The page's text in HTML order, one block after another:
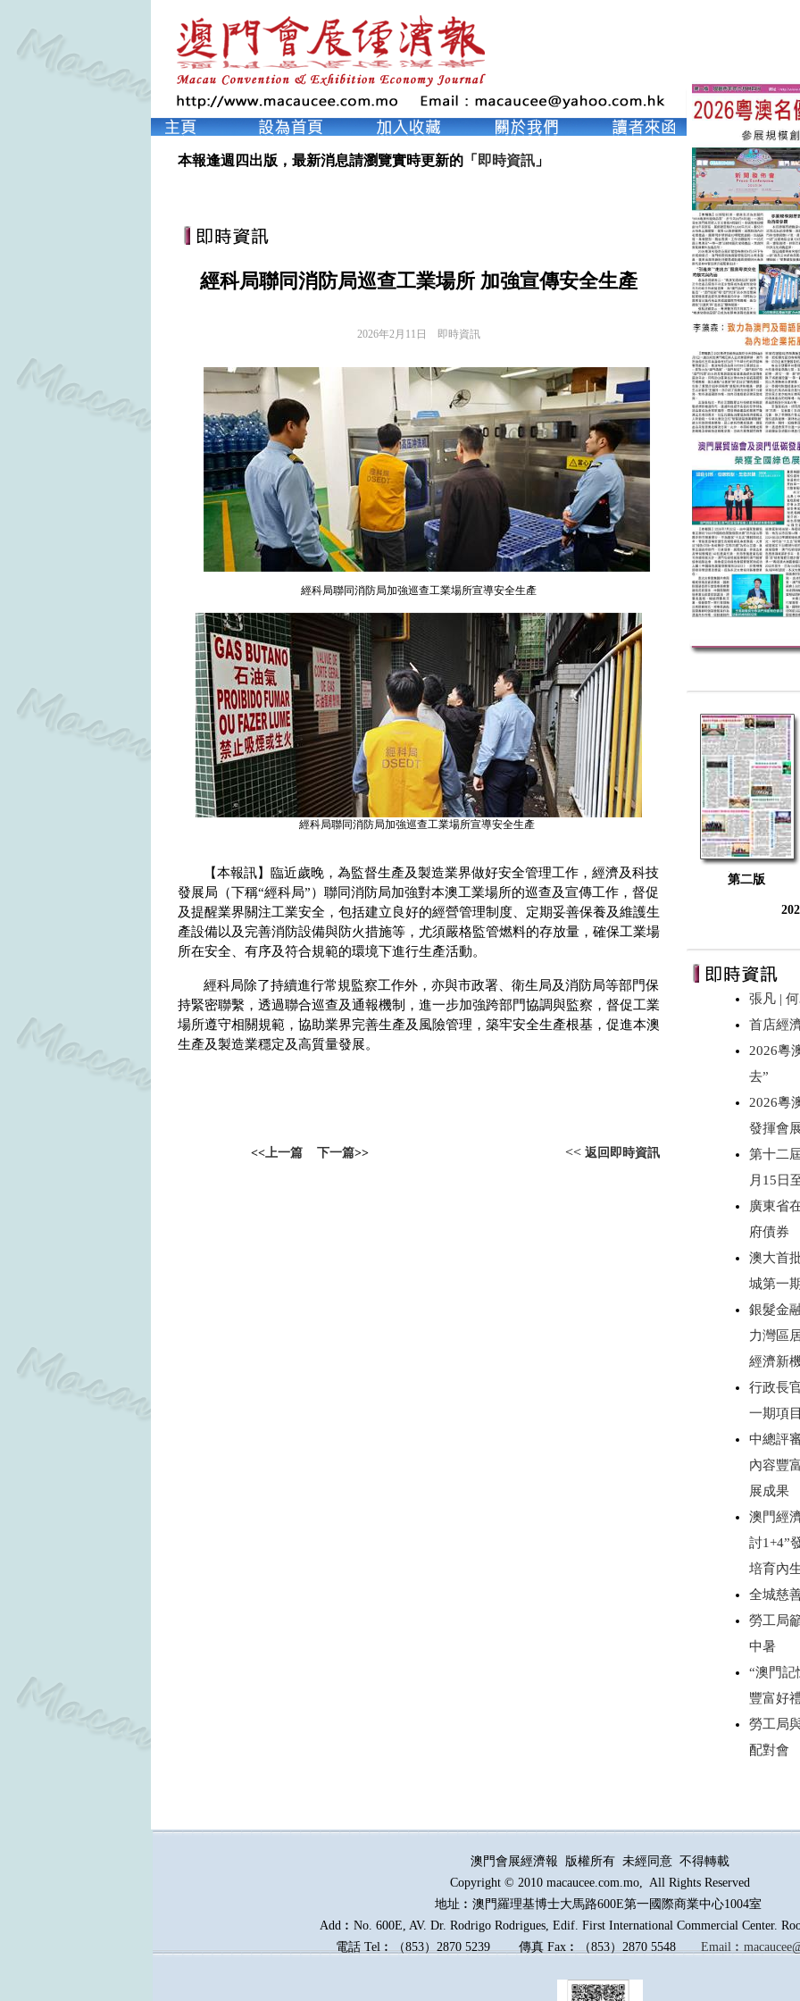
本報逢週四出版，最新消息請瀏覽實時更新的「 即時資訊」
經科局聯同消防局巡查工業場所 加強宣傳安全生產
2026年2月11日 即時資訊
經科局聯同消防局加強巡查工業場所宣導安全生產
經科局聯同消防局加強巡查工業場所宣導安全生產
【本報訊】臨近歲晚，為監督生產及製造業界做好安全管理工作，經濟及科技
發展局（下稱“經科局”）聯同消防局加強對本澳工業場所的巡查及宣傳工作，督促
及提醒業界關注工業安全，包括建立良好的經營管理制度、定期妥善保養及維護生
產設備以及完善消防設備與防火措施等，尤須嚴格監管燃料的存放量，確保工業場
所在安全、有序及符合規範的環境下進行生產活動。
經科局除了持續進行常規監察工作外，亦與市政署、衛生局及消防局等部門保
持緊密聯繫，透過聯合巡查及通報機制，進一步加強跨部門協調與監察，督促工業
場所遵守相關規範，協助業界完善生產及風險管理，築牢安全生產根基，促進本澳
生產及製造業穩定及高質量發展。
<<上一篇 下一篇>> << 返回即時資訊
第二版
張凡 |
首店經
2026粵
去”
2026粵
發揮會
第十二
月15日
廣東省
府債券
澳大首
城第一
銀髮金
力灣區
經濟新
行政長
一期項
中總評
內容豐
展成果
澳門經
討1+4”
培育內
全城慈
勞工局
中暑
“澳門記
豐富好
勞工局
配對會
澳門會展經濟報 版權所有 未經同意 不得轉載
Copyright © 2010 macaucee.com.mo, All Rights Reserved
地址︰澳門羅理基博士大馬路600E第一國際商業中心1004室
Add︰No. 600E, AV. Dr. Rodrigo Rodrigues, Edif. First International Commercial Center.
電話 Tel︰（853）2870 5239傳真Fax︰（853）2870 5548 Email︰